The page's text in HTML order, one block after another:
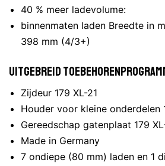
40 % meer ladevolume:
binnenmaten laden Breedte in
398 mm (4/3+)
Uitgebreid
Zijdeur 179 XL-21
Houder voor kleine onderdelen
Gereedschap gatenplaat 179
Made in Germany
7 ondiepe (80 mm) laden en 1